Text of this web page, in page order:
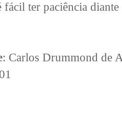
fácil ter paciência
: Carlos Drummond de